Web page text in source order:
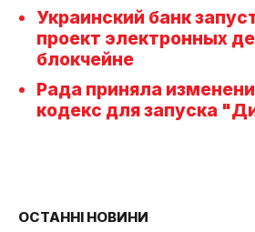
Украинский банк
проект электронных
блокчейне
Рада приняла
кодекс для запуска
ОСТАННІ НОВИНИ